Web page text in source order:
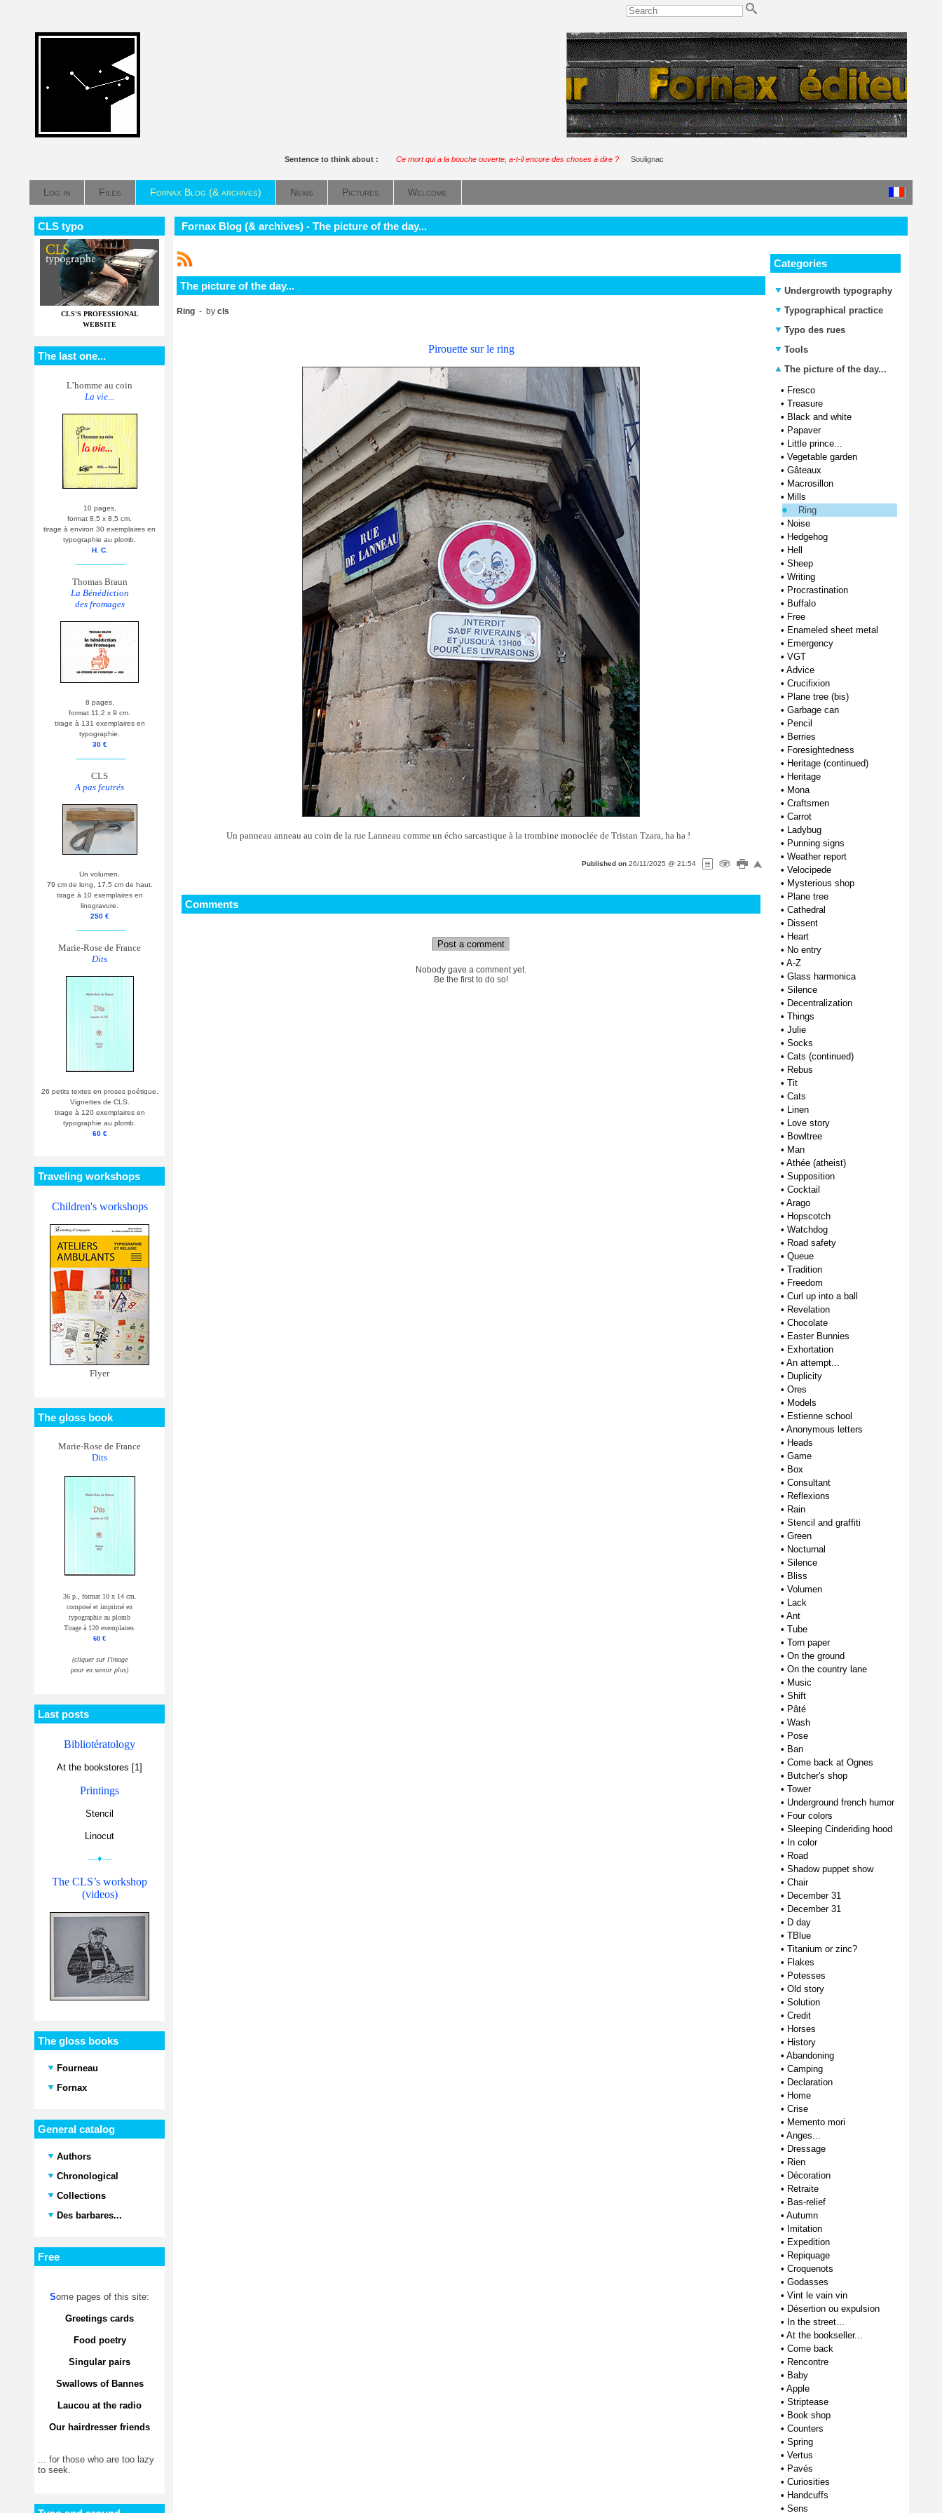
Sentence to think about : Ce mort qui a la bouche ouverte, a-t-il encore des choses à dire ? Soulignac
Log in Files Fornax Blog (& archives) News Pictures Welcome
CLS typo
CLS'S PROFESSIONAL
WEBSITE
The last one...
L’homme au coin
La vie...
10 pages,
format 8,5 x 8,5 cm.
tirage à environ 30 exemplaires en
typographie au plomb.
H. C.
Thomas Braun
La Bénédiction
des fromages
8 pages,
format 11,2 x 9 cm.
tirage à 131 exemplaires en
typographie.
30 €
CLS
A pas feutrés
Un volumen,
79 cm de long, 17,5 cm de haut.
tirage à 10 exemplaires en
linogravure.
250 €
Marie-Rose de France
Dits
26 petits textes en proses poétique.
Vignettes de CLS.
tirage à 120 exemplaires en
typographie au plomb.
60 €
Traveling workshops
Children's workshops
Flyer
The gloss book
Marie-Rose de France
Dits
36 p., format 10 x 14 cm.
composé et imprimé en
typographie au plomb
Tirage à 120 exemplaires.
60 €
(cliquer sur l'image
pour en savoir plus)
Last posts
Bibliotératology
At the bookstores [1]
Printings
Stencil
Linocut
—♦—
The CLS’s workshop
(videos)
The gloss books
Fourneau
Fornax
General catalog
Authors
Chronological
Collections
Des barbares...
Free
Some pages of this site:
Greetings cards
Food poetry
Singular pairs
Swallows of Bannes
Laucou at the radio
Our hairdresser friends
... for those who are too lazy
to seek.
Fornax Blog (& archives) - The picture of the day...
The picture of the day...
Ring - by cls
Pirouette sur le ring
Un panneau anneau au coin de la rue Lanneau comme un écho sarcastique à la trombine monoclée de Tristan Tzara, ha ha !
Published on 26/11/2025 @ 21:54
Comments
Post a comment
Nobody gave a comment yet.
Be the first to do so!
Categories
Undergrowth typography
Typographical practice
Typo des rues
Tools
The picture of the day...
• Fresco
• Treasure
• Black and white
• Papaver
• Little prince...
• Vegetable garden
• Gâteaux
• Macrosillon
• Mills
Ring
• Noise
• Hedgehog
• Hell
• Sheep
• Writing
• Procrastination
• Buffalo
• Free
• Enameled sheet metal
• Emergency
• VGT
• Advice
• Crucifixion
• Plane tree (bis)
• Garbage can
• Pencil
• Berries
• Foresightedness
• Heritage (continued)
• Heritage
• Mona
• Craftsmen
• Carrot
• Ladybug
• Punning signs
• Weather report
• Velocipede
• Mysterious shop
• Plane tree
• Cathedral
• Dissent
• Heart
• No entry
• A-Z
• Glass harmonica
• Silence
• Decentralization
• Things
• Julie
• Socks
• Cats (continued)
• Rebus
• Tit
• Cats
• Linen
• Love story
• Bowltree
• Man
• Athée (atheist)
• Supposition
• Cocktail
• Arago
• Hopscotch
• Watchdog
• Road safety
• Queue
• Tradition
• Freedom
• Curl up into a ball
• Revelation
• Chocolate
• Easter Bunnies
• Exhortation
• An attempt...
• Duplicity
• Ores
• Models
• Estienne school
• Anonymous letters
• Heads
• Game
• Box
• Consultant
• Reflexions
• Rain
• Stencil and graffiti
• Green
• Nocturnal
• Silence
• Bliss
• Volumen
• Lack
• Ant
• Tube
• Torn paper
• On the ground
• On the country lane
• Music
• Shift
• Pâté
• Wash
• Pose
• Ban
• Come back at Ognes
• Butcher's shop
• Tower
• Underground french humor
• Four colors
• Sleeping Cinderiding hood
• In color
• Road
• Shadow puppet show
• Chair
• December 31
• December 31
• D day
• TBlue
• Titanium or zinc?
• Flakes
• Potesses
• Old story
• Solution
• Credit
• Horses
• History
• Abandoning
• Camping
• Declaration
• Home
• Crise
• Memento mori
• Anges...
• Dressage
• Rien
• Décoration
• Retraite
• Bas-relief
• Autumn
• Imitation
• Expedition
• Repiquage
• Croquenots
• Godasses
• Vint le vain vin
• Désertion ou expulsion
• In the street...
• At the bookseller...
• Come back
• Rencontre
• Baby
• Apple
• Striptease
• Book shop
• Counters
• Spring
• Vertus
• Pavés
• Curiosities
• Handcuffs
• Sens